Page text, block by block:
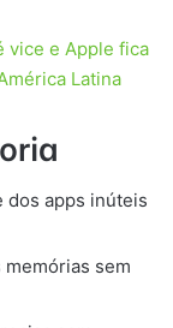
vice e Apple fica
Latina
dos apps inúteis
memórias sem